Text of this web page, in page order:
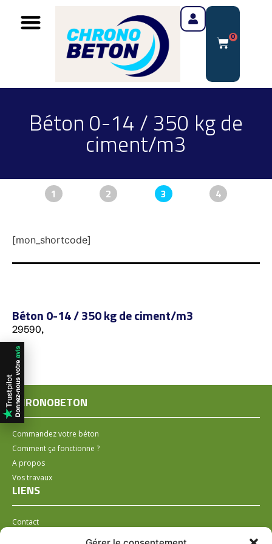
0
Béton 0-14 / 350 kg de
ciment/m3
1 2 3 4
[mon_shortcode]
Béton 0-14 / 350 kg de ciment/m3
29590,
CHRONOBETON
Commandez votre béton
Comment ça fonctionne ?
A propos
Vos travaux
LIENS
Contact